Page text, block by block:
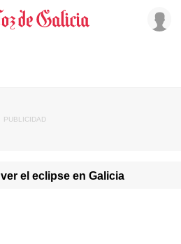
el eclipse en Galicia